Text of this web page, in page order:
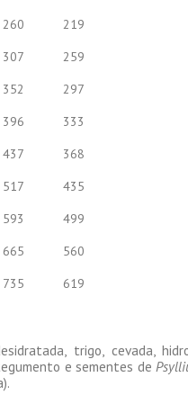
260
219
307
259
352
297
396
333
437
368
517
435
593
499
665
560
735 619
trigo, cevada,
e sementes de